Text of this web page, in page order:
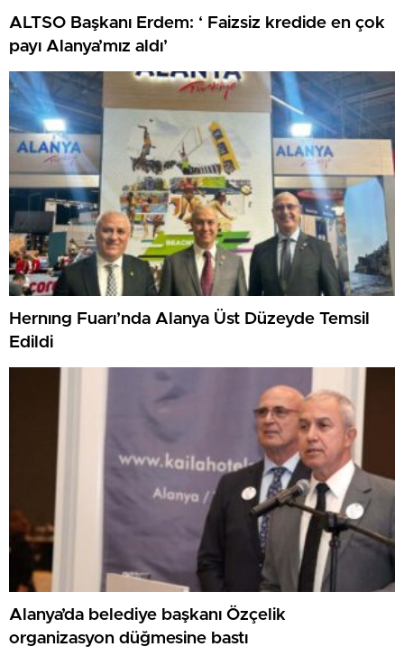
ALTSO Başkanı Erdem: ‘ Faizsiz kredide en çok
payı Alanya’mız aldı’
Hernıng Fuarı’nda Alanya Üst Düzeyde Temsil
Edildi
Alanya’da belediye başkanı Özçelik
organizasyon düğmesine bastı